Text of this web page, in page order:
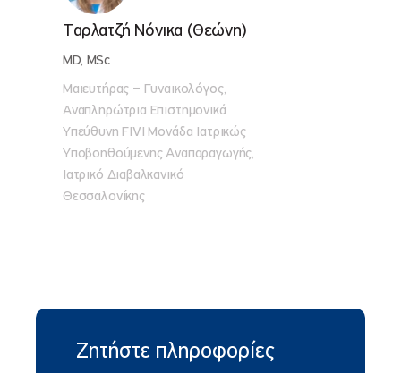
Ταρλατζή Νόνικα (Θεώνη)
MD, MSc
Μαιευτήρας – Γυναικολόγος,
Αναπληρώτρια Επιστημονικά
Υπεύθυνη FIVI Μονάδα Ιατρικώς
Υποβοηθούμενης Αναπαραγωγής,
Ιατρικό Διαβαλκανικό
Θεσσαλονίκης
Ζητήστε πληροφορίες